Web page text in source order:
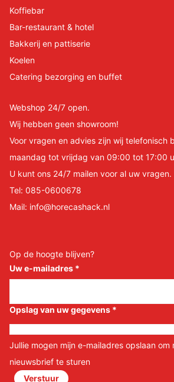
Koffiebar
Bar-restaurant & hotel
Bakkerij en pattiserie
Koelen
Catering bezorging en buffet
Webshop 24/7 open.
Wij hebben geen showroom!
Voor vragen en advies zijn wij telefonisch
maandag tot vrijdag van 09:00 tot 17:00
U kunt ons 24/7 mailen voor al uw vragen.
Tel: 085-0600678
Mail: info@horecashack.nl
Op de hoogte blijven?
Uw e-mailadres *
Opslag van uw gegevens *
Jullie mogen mijn e-mailadres opslaan om
nieuwsbrief te sturen
Verstuur